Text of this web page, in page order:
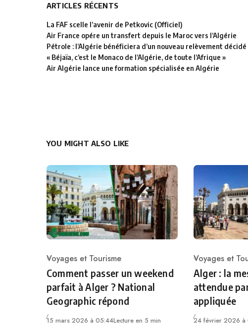
ARTICLES RÉCENTS
La FAF scelle l’avenir de Petkovic (Officiel)
Air France opére un transfert depuis le Maroc vers l’Algérie
Pétrole : l’Algérie bénéficiera d’un nouveau relèvement décidé
« Béjaïa, c’est le Monaco de l’Algérie, de toute l’Afrique »
Air Algérie lance une formation spécialisée en Algérie
YOU MIGHT ALSO LIKE
Category
Voyages et Tourisme
Comment passer un weekend
parfait à Alger ? National
Geographic répond
15 mars 2026 à 05:44Lecture en 5 min
Category
Voyages et
Alger : la
attendue
appliquée
24 février 2026 à